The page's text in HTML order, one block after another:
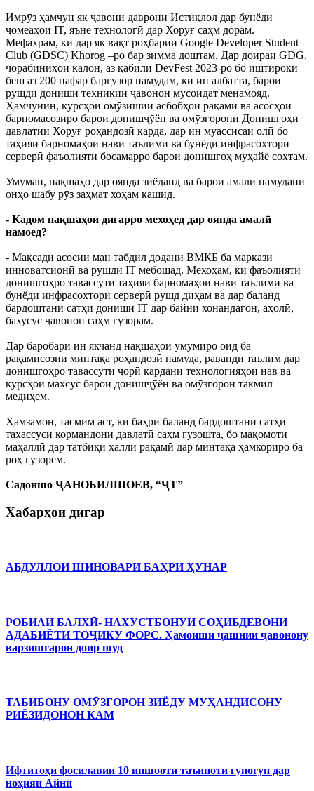
Имрӯз ҳамчун як ҷавони даврони Истиқлол дар бунёди
ҷомеаҳои IT, яъне технологӣ дар Хоруғ саҳм дорам.
Мефахрам, ки дар як вақт роҳбарии Google Developer Student
Club (GDSC) Khorog –ро бар зимма доштам. Дар доираи GDG,
чорабиниҳои калон, аз қабили DevFest 2023-ро бо иштироки
беш аз 200 нафар баргузор намудам, ки ин албатта, барои
рушди дониши техникии ҷавонон мусоидат менамояд.
Ҳамчунин, курсҳои омӯзишии асбобҳои рақамӣ ва асосҳои
барномасозиро барои донишҷӯён ва омӯзгорони Донишгоҳи
давлатии Хоруғ роҳандозӣ карда, дар ин муассисаи олӣ бо
таҳияи барномаҳои нави таълимӣ ва бунёди инфрасохтори
серверӣ фаъолияти босамарро барои донишгоҳ муҳайё сохтам.
Умуман, нақшаҳо дар оянда зиёданд ва барои амалӣ намудани
онҳо шабу рӯз заҳмат хоҳам кашид.
- Кадом нақшаҳои дигарро мехоҳед дар оянда амалӣ
намоед?
- Мақсади асосии ман табдил додани ВМКБ ба маркази
инноватсионӣ ва рушди IT мебошад. Мехоҳам, ки фаъолияти
донишгоҳро тавассути таҳияи барномаҳои нави таълимӣ ва
бунёди инфрасохтори серверӣ рушд диҳам ва дар баланд
бардоштани сатҳи дониши IT дар байни хонандагон, аҳолӣ,
бахусус ҷавонон саҳм гузорам.
Дар баробари ин якчанд нақшаҳои умумиро оид ба
рақамисозии минтақа роҳандозӣ намуда, раванди таълим дар
донишгоҳро тавассути ҷорӣ кардани технологияҳои нав ва
курсҳои махсус барои донишҷӯён ва омӯзгорон такмил
медиҳем.
Ҳамзамон, тасмим аст, ки баҳри баланд бардоштани сатҳи
тахассуси кормандони давлатӣ саҳм гузошта, бо мақомоти
маҳаллӣ дар татбиқи ҳалли рақамӣ дар минтақа ҳамкориро ба
роҳ гузорем.
Садоншо ҶАНОБИЛШОЕВ, “ҶТ”
Хабарҳои дигар
АБДУЛЛОИ ШИНОВАРИ БАҲРИ ҲУНАР
РОБИАИ БАЛХӢ- НАХУСТБОНУИ СОҲИБДЕВОНИ
АДАБИЁТИ ТОҶИКУ ФОРС. Ҳамоиши ҷашнии ҷавонону
варзишгарон доир шуд
ТАБИБОНУ ОМӮЗГОРОН ЗИЁДУ МУҲАНДИСОНУ
РИЁЗИДОНОН КАМ
Ифтитоҳи фосилавии 10 иншооти таъиноти гуногун дар
ноҳияи Айнӣ